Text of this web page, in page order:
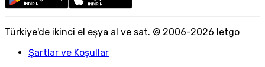
Türkiye'de ikinci el eşya al ve sat. © 2006-2026 letgo
Şartlar ve Koşullar